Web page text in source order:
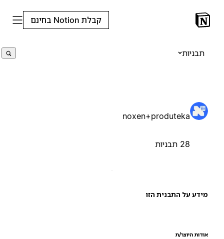
קבלת Notion בחינם
תבניות
noxen+produteka
על התבנית הזו
היוצר/ת